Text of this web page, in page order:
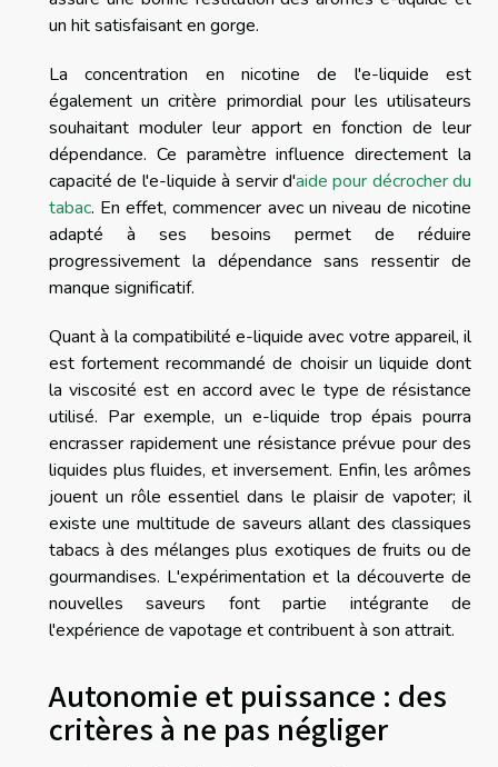
un hit satisfaisant en gorge.
La concentration en nicotine de l'e-liquide est
également un critère primordial pour les utilisateurs
souhaitant moduler leur apport en fonction de leur
dépendance. Ce paramètre influence directement la
capacité de l'e-liquide à servir d'aide pour décrocher du
tabac. En effet, commencer avec un niveau de nicotine
adapté à ses besoins permet de réduire
progressivement la dépendance sans ressentir de
manque significatif.
Quant à la compatibilité e-liquide avec votre appareil, il
est fortement recommandé de choisir un liquide dont
la viscosité est en accord avec le type de résistance
utilisé. Par exemple, un e-liquide trop épais pourra
encrasser rapidement une résistance prévue pour des
liquides plus fluides, et inversement. Enfin, les arômes
jouent un rôle essentiel dans le plaisir de vapoter; il
existe une multitude de saveurs allant des classiques
tabacs à des mélanges plus exotiques de fruits ou de
gourmandises. L'expérimentation et la découverte de
nouvelles saveurs font partie intégrante de
l'expérience de vapotage et contribuent à son attrait.
Autonomie et puissance : des
critères à ne pas négliger